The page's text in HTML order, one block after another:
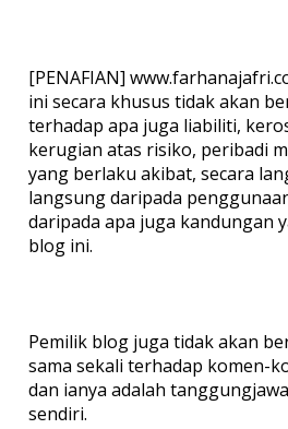
[PENAFIAN]
ini secara khusus tidak akan
terhadap apa juga liabiliti,
kerugian atas risiko, peribadi
yang berlaku akibat, secara
langsung daripada
daripada apa juga kandungan
blog ini.
Pemilik blog juga tidak akan
sama sekali terhadap komen-
dan ianya adalah
sendiri.